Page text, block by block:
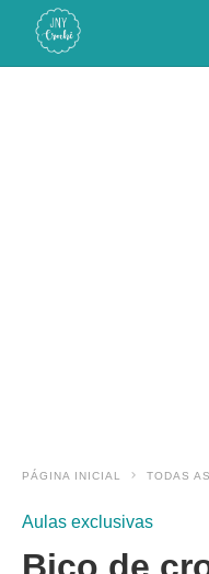
PÁGINA INICIAL TODAS
Aulas exclusivas